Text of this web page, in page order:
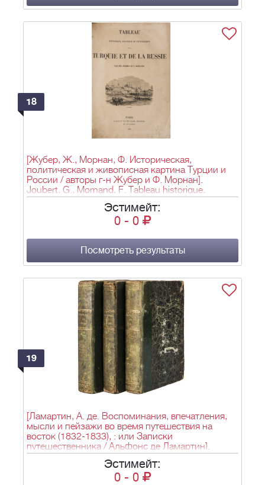
18
[Жубер, Ж., Морнан, Ф. Историческая,
политическая и живописная картина Турции и
России / авторы г-н Жубер и Ф. Морнан].
Joubert, G., Mornand, F. Tableau historique,
politique et pittoresque de la Turquie et de la Russie
/ Par MM. Joubert et F. Mornand. - Париж: Paulin et
Le Chevalier, 1854. - [2], 176, [1] c., [3] л. ил. (карт.,
Эстимейт:
0 - 0
Посмотреть результаты
19
[Ламартин, А. де. Воспоминания, впечатления,
мысли и пейзажи во время путешествия на
восток (1832-1833), : или Записки
путешественника / Альфонс де Ламартин].
Lamartine, A. de. Souvenirs, impressions, pensées
et paysages pendant un voyage en orient (1832-
1833), : ou Notes d'un voyageur / par Alphonse de
Эстимейт:
0 - 0